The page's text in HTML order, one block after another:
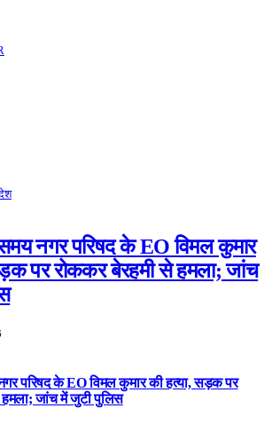
नगर परिषद के EO विमल कुमार
पर रोककर बेरहमी से हमला; जांच
परिषद के EO विमल कुमार की हत्या, सड़क पर
जांच में जुटी पुलिस